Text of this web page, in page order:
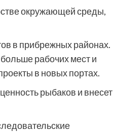
окружающей среды,
в прибрежных районах.
рабочих мест и
в новых портах.
рыбаков и внесет